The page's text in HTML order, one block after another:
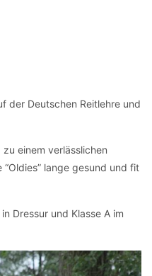
der Deutschen Reitlehre und
einem verlässlichen
lange gesund und fit
Dressur und Klasse A im